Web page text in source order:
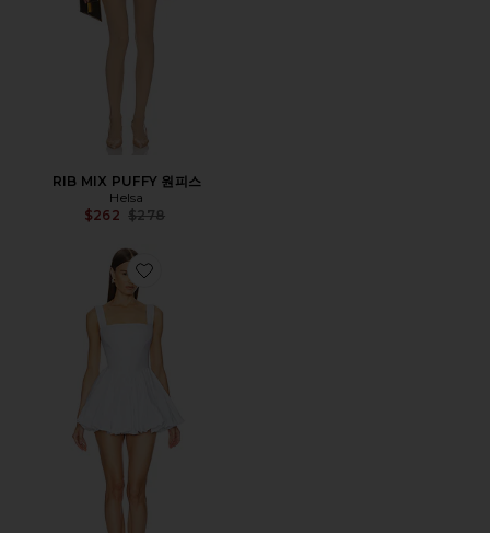
RIB MIX PUFFY 원피스
Helsa
$262 Previous price:
$278
Favorite POPLIN BUBBLE 원피스